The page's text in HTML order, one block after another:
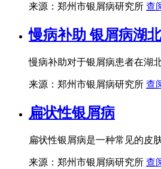
来源：郑州市银屑病研究所 查
慢病补助 银屑病湖北
慢病补助对于银屑病患者在湖
来源：郑州市银屑病研究所 查
扁状性银屑病
扁状性银屑病是一种常见的皮
来源：郑州市银屑病研究所 查